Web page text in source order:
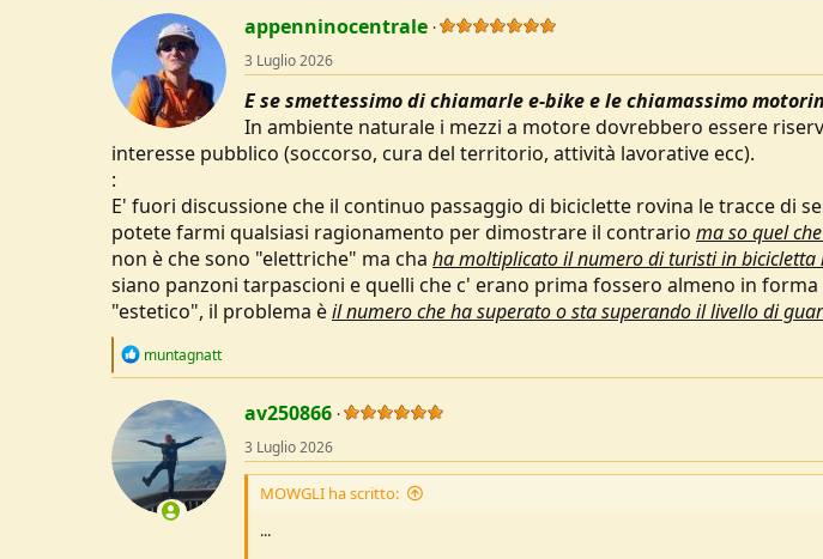
t
n
s
:
appenninocentrale
3 Luglio 2026
E se smettessimo di chiamarle e-bike e le chiamassimo
In ambiente naturale i mezzi a motore dovrebbero essere
interesse pubblico (soccorso, cura del territorio, attività lavorative ecc).
:
E' fuori discussione che il continuo passaggio di biciclette rovina le tracce di
potete farmi qualsiasi ragionamento per dimostrare il contrario ma so quel
non è che sono "elettriche" ma cha ha moltiplicato il numero di turisti in bicicletta
siano panzoni tarpascioni e quelli che c' erano prima fossero almeno in
"estetico", il problema èil numero che ha superato o sta superando il livello di
R
c
t
i
o
n
s
muntagnatt
av250866
3 Luglio 2026
MOWGLI ha scritto:
...